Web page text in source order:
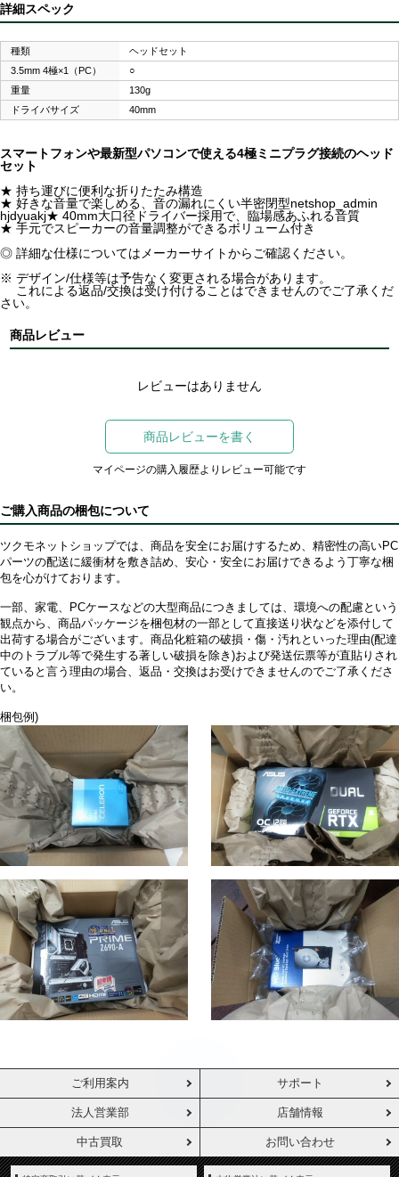
詳細スペック
種類
ヘッドセット
3.5mm 4極×1（PC）
○
重量
130g
ドライバサイズ
40mm
スマートフォンや最新型パソコンで使える4極ミニプラグ接続のヘッド
セット
★ 持ち運びに便利な折りたたみ構造
★ 好きな音量で楽しめる、音の漏れにくい半密閉型netshop_admin
hjdyuakj★ 40mm大口径ドライバー採用で、臨場感あふれる音質
★ 手元でスピーカーの音量調整ができるボリューム付き
◎ 詳細な仕様についてはメーカーサイトからご確認ください。
※ デザイン/仕様等は予告なく変更される場合があります。
これによる返品/交換は受け付けることはできませんのでご了承くだ
さい。
商品レビュー
レビューはありません
商品レビューを書く
マイページの購入履歴よりレビュー可能です
ご購入商品の梱包について
ツクモネットショップでは、商品を安全にお届けするため、精密性の高いPC
パーツの配送に緩衝材を敷き詰め、安心・安全にお届けできるよう丁寧な梱
包を心がけております。
一部、家電、PCケースなどの大型商品につきましては、環境への配慮という
観点から、商品パッケージを梱包材の一部として直接送り状などを添付して
出荷する場合がございます。商品化粧箱の破損・傷・汚れといった理由(配達
中のトラブル等で発生する著しい破損を除き)および発送伝票等が直貼りされ
ていると言う理由の場合、返品・交換はお受けできませんのでご了承くださ
い。
梱包例)
ご利用案内 サポート
法人営業部 店舗情報
中古買取 お問い合わせ